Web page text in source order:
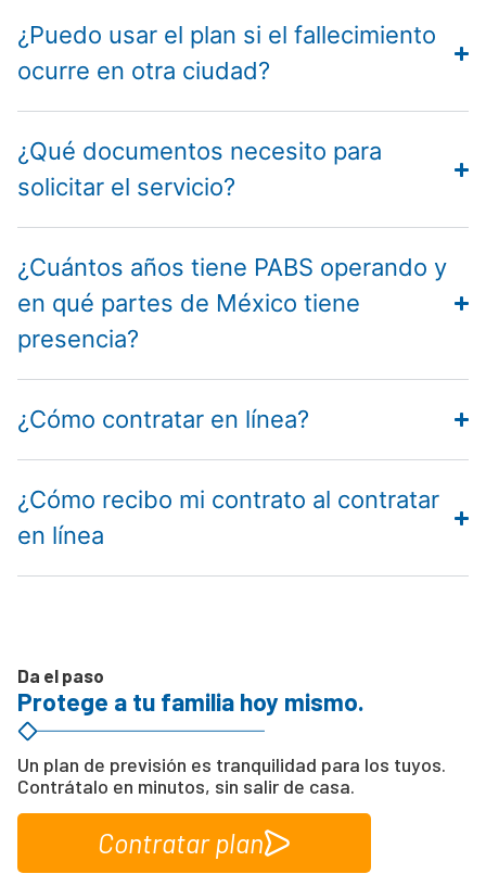
¿Puedo usar el plan si el fallecimiento
ocurre en otra ciudad?
¿Qué documentos necesito para
solicitar el servicio?
¿Cuántos años tiene PABS operando y
en qué partes de México tiene
presencia?
¿Cómo contratar en línea?
¿Cómo recibo mi contrato al contratar
en línea
Da el paso
Protege a tu familia hoy mismo.
Un plan de previsión es tranquilidad para los tuyos.
Contrátalo en minutos, sin salir de casa.
Contratar plan